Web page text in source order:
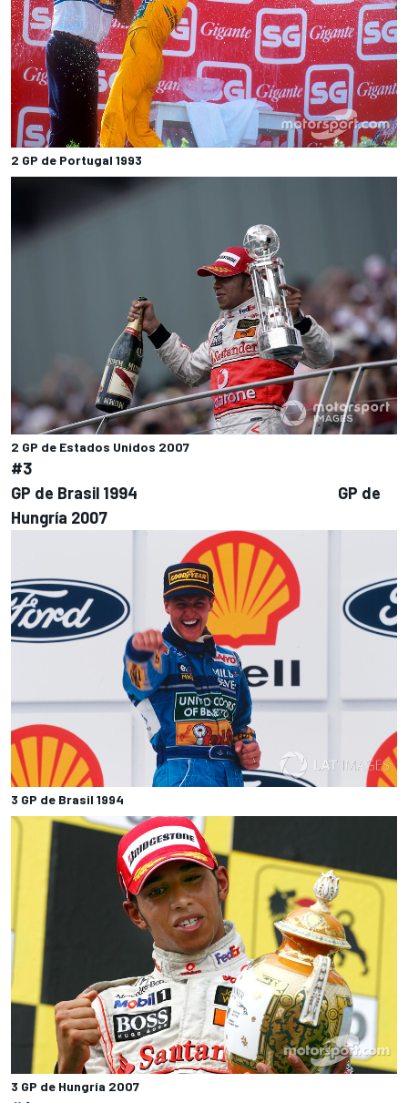
2 GP de Portugal 1993
2 GP de Estados Unidos 2007
#3
GP de Brasil 1994 GP de
Hungría 2007
3 GP de Brasil 1994
3 GP de Hungría 2007